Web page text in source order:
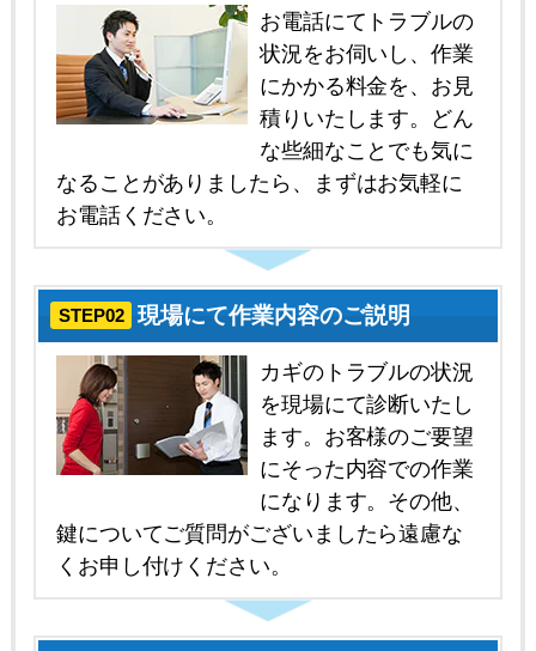
お電話にてトラブルの
状況をお伺いし、作業
にかかる料金を、お見
積りいたします。どん
な些細なことでも気に
なることがありましたら、まずはお気軽に
お電話ください。
STEP02 現場にて作業内容のご説明
カギのトラブルの状況
を現場にて診断いたし
ます。お客様のご要望
にそった内容での作業
になります。その他、
鍵についてご質問がございましたら遠慮な
くお申し付けください。